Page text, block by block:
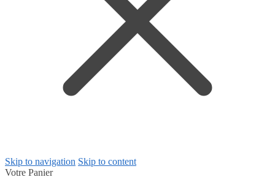
Skip to navigation Skip to content
Votre Panier